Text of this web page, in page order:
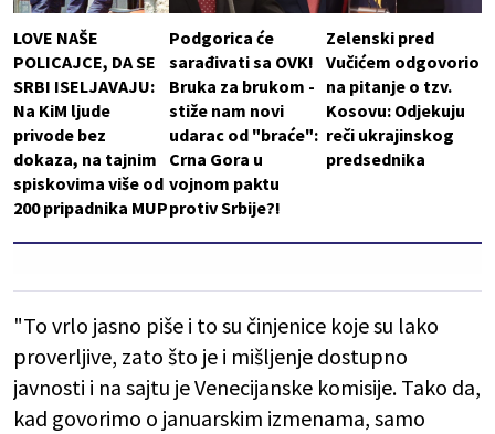
LOVE NAŠE
POLICAJCE, DA SE
SRBI ISELJAVAJU:
Na KiM ljude
privode bez
dokaza, na tajnim
spiskovima više od
200 pripadnika MUP
Podgorica će
sarađivati sa OVK!
Bruka za brukom -
stiže nam novi
udarac od "braće":
Crna Gora u
vojnom paktu
protiv Srbije?!
Zelenski pred
Vučićem odgovorio
na pitanje o tzv.
Kosovu: Odjekuju
reči ukrajinskog
predsednika
"To vrlo jasno piše i to su činjenice koje su lako
proverljive, zato što je i mišljenje dostupno
javnosti i na sajtu je Venecijanske komisije. Tako da,
kad govorimo o januarskim izmenama, samo